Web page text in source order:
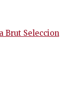
Brut Seleccion